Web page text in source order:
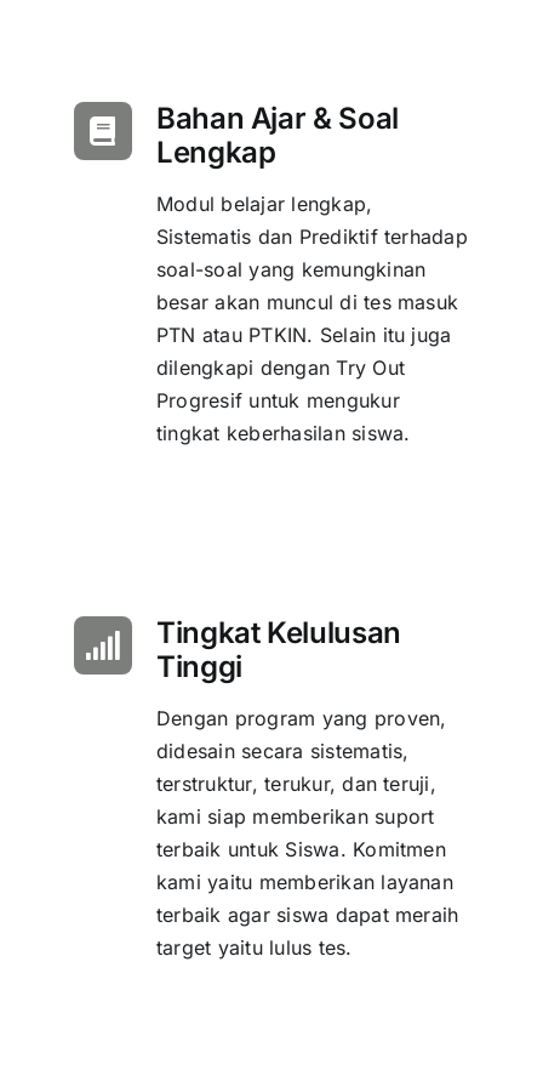
Bahan Ajar & Soal
Lengkap
Modul belajar lengkap,
Sistematis dan Prediktif terhadap
soal-soal yang kemungkinan
besar akan muncul di tes masuk
PTN atau PTKIN. Selain itu juga
dilengkapi dengan Try Out
Progresif untuk mengukur
tingkat keberhasilan siswa.
Tingkat Kelulusan
Tinggi
Dengan program yang proven,
didesain secara sistematis,
terstruktur, terukur, dan teruji,
kami siap memberikan suport
terbaik untuk Siswa. Komitmen
kami yaitu memberikan layanan
terbaik agar siswa dapat meraih
target yaitu lulus tes.